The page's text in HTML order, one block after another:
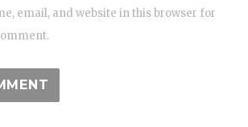
email, and website in this browser for